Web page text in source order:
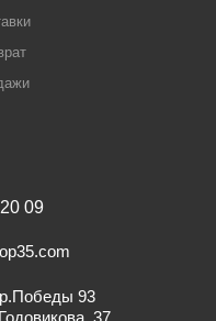
09
93
37